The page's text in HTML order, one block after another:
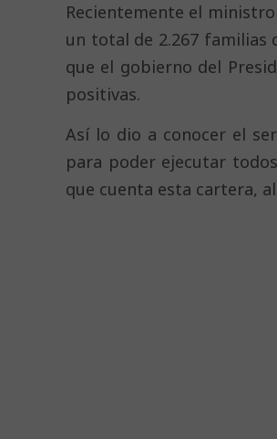
Recientemente el
un total de 2.267 familias
que el gobierno del
positivas.
Así lo dio a conocer el
para poder ejecutar
que cuenta esta cartera,